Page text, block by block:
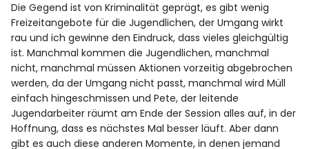
Die Gegend ist von Kriminalität geprägt, es gibt wenig
Freizeitangebote für die Jugendlichen, der Umgang wirkt
rau und ich gewinne den Eindruck, dass vieles gleichgültig
ist. Manchmal kommen die Jugendlichen, manchmal
nicht, manchmal müssen Aktionen vorzeitig abgebrochen
werden, da der Umgang nicht passt, manchmal wird Müll
einfach hingeschmissen und Pete, der leitende
Jugendarbeiter räumt am Ende der Session alles auf, in der
Hoffnung, dass es nächstes Mal besser läuft. Aber dann
gibt es auch diese anderen Momente, in denen jemand